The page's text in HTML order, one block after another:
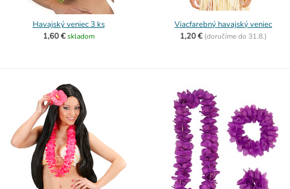
Havajský veniec 3 ks
1,60 € skladom
Viacfarebný havajský veniec
1,20 € (doručíme do 31.8.)